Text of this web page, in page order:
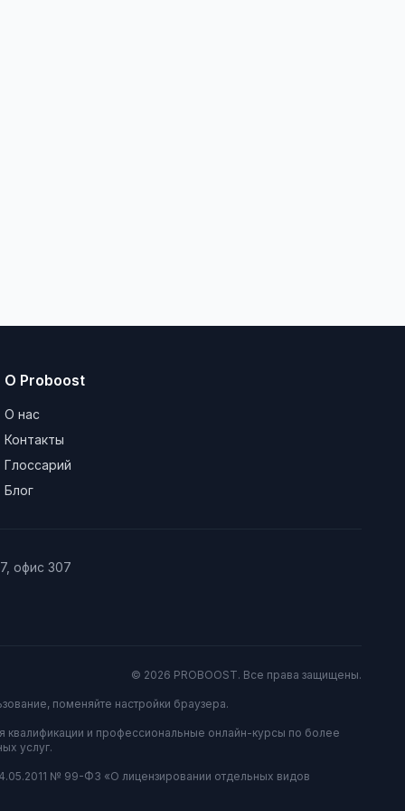
О Proboost
О нас
Контакты
Глоссарий
Блог
офис 307
© 2026 PROBOOST. Все права защищены.
поменяйте настройки браузера.
и профессиональные онлайн-курсы по более
услуг.
№ 99-ФЗ «О лицензировании отдельных видов